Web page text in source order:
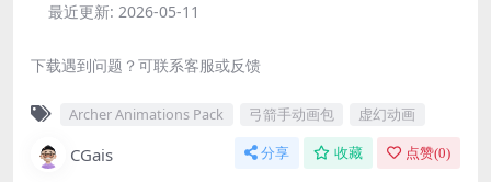
最近更新: 2026-05-11
下载遇到问题？可联系客服或反馈
Archer Animations Pack 弓箭手动画包 虚幻动画
CGais 分享 收藏 点赞(0)